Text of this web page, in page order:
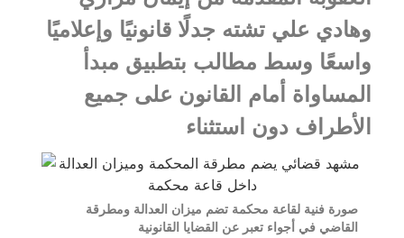
وهادي علي تشته جدلًا قانونيًا وإعلاميًا
واسعًا وسط مطالب بتطبيق مبدأ
المساواة أمام القانون على جميع
الأطراف دون استثناء
صورة فنية لقاعة محكمة تضم ميزان العدالة ومطرقة
القاضي في أجواء تعبر عن القضايا القانونية